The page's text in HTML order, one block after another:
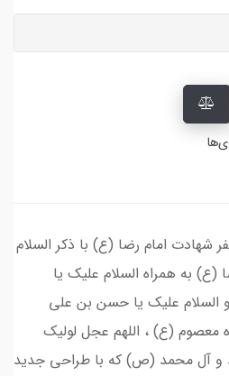
شهادت امام رضا (ع) با ذکر السلام
به همراه السلام علیک یا
و السلام علیک یا حسن بن علی
معصوم (ع) ، اللهم عجل لولیک
و آل محمد (ص) که با طراحی جدید